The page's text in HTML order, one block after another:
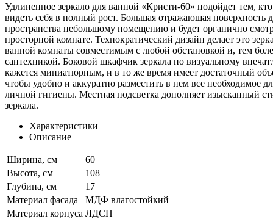
Удлиненное зеркало для ванной «Кристи-60» подойдет тем,
видеть себя в полный рост. Большая отражающая поверхность
пространства небольшому помещению и будет органично
просторной комнате. Технократический дизайн делает это
ванной комнаты совместимым с любой обстановкой и, тем
сантехникой. Боковой шкафчик зеркала по визуальному
кажется миниатюрным, и в то же время имеет достаточный
чтобы удобно и аккуратно разместить в нем все необходимое
личной гигиены. Местная подсветка дополняет изысканный
зеркала.
Характеристики
Описание
Ширина, см
60
Высота, см
108
Глубина, см
17
Материал фасада
МДФ влагостойкий
Материал корпуса ЛДСП